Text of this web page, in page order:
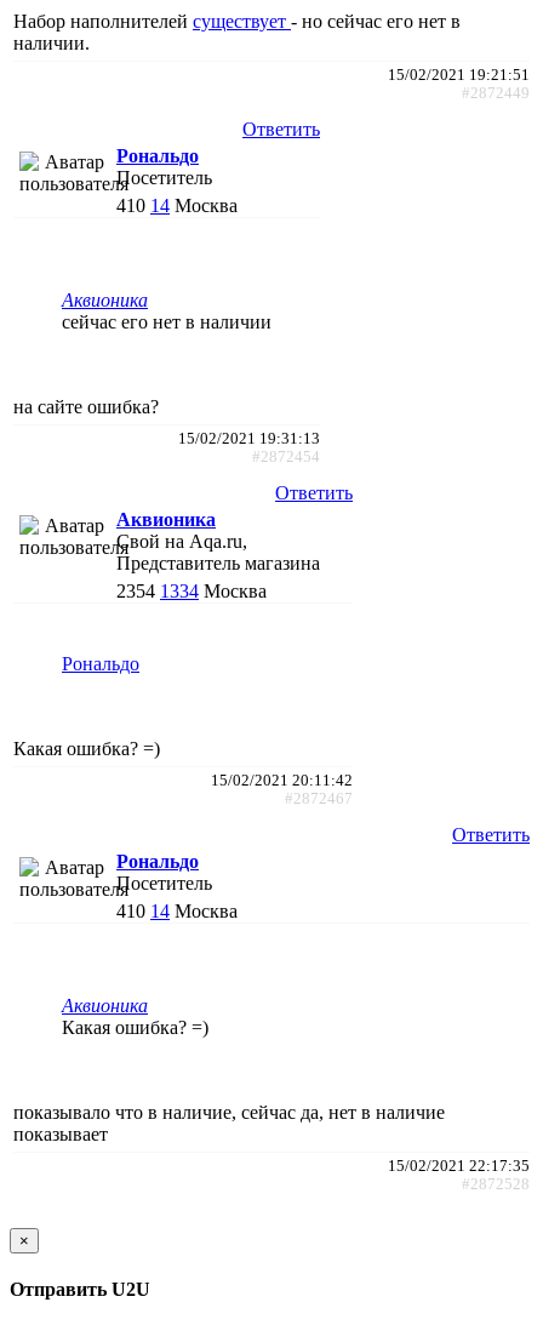
Набор наполнителей существует - но сейчас его нет в
наличии.
15/02/2021 19:21:51
#2872449
Ответить
Рональдо
Посетитель
410 14 Москва
Аквионика
сейчас его нет в наличии
на сайте ошибка?
15/02/2021 19:31:13
#2872454
Ответить
Аквионика
Свой на Aqa.ru,
Представитель магазина
2354 1334 Москва
Рональдо
Какая ошибка? =)
15/02/2021 20:11:42
#2872467
Ответить
Рональдо
Посетитель
410 14 Москва
Аквионика
Какая ошибка? =)
показывало что в наличие, сейчас да, нет в наличие
показывает
15/02/2021 22:17:35
#2872528
×
Отправить U2U